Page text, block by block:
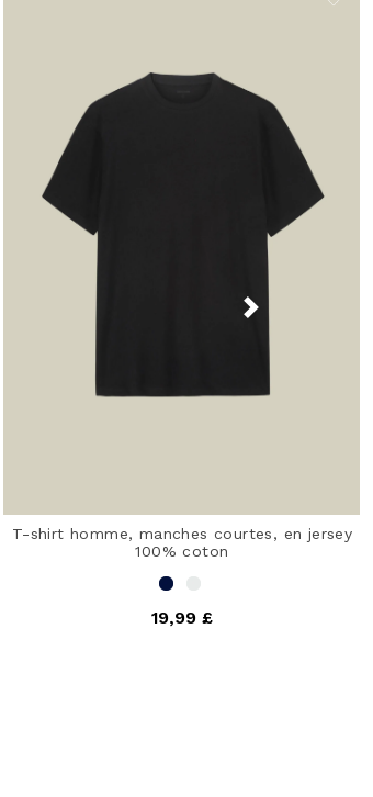
T-shirt homme, manches courtes, en jersey
100% coton
19,99 £